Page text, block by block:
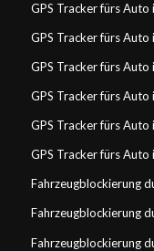
GPS Tracker fürs Auto
GPS Tracker fürs Auto
GPS Tracker fürs Auto
GPS Tracker fürs
GPS Tracker fürs Auto
GPS Tracker fürs Auto
Fahrzeugblockierung
Fahrzeugblockierung
Fahrzeugblockierung